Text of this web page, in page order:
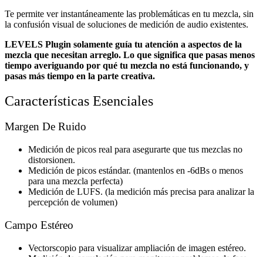
Te permite ver instantáneamente las problemáticas en tu mezcla, sin
la confusión visual de soluciones de medición de audio existentes.
LEVELS Plugin solamente guía tu atención a aspectos de la
mezcla que necesitan arreglo. Lo que significa que pasas menos
tiempo averiguando por qué tu mezcla no está funcionando, y
pasas más tiempo en la parte creativa.
Características Esenciales
Margen De Ruido
Medición de picos real para asegurarte que tus mezclas no
distorsionen.
Medición de picos estándar. (mantenlos en -6dBs o menos
para una mezcla perfecta)
Medición de LUFS. (la medición más precisa para analizar la
percepción de volumen)
Campo Estéreo
Vectorscopio para visualizar ampliación de imagen estéreo.